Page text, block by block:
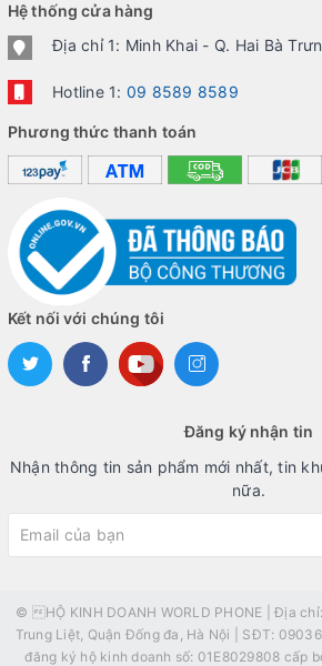
Hệ thống cửa hàng
Địa chỉ 1: Minh Khai - Q. Hai Bà
Hotline 1: 09 8589 8589
Phương thức thanh toán
Kết nối với chúng tôi
Đăng ký nhận tin
Nhận thông tin sản phẩm mới nhất, tin
nữa.
© HỘ KINH DOANH WORLD PHONE | Địa
Trung Liệt, Quận Đống đa, Hà Nội | SĐT:
đăng ký hộ kinh doanh số: 01E8029808 cấp